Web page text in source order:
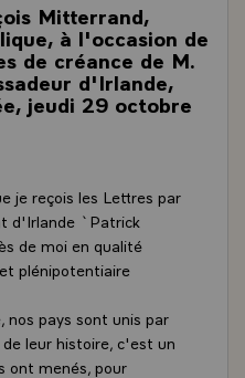
Mitterrand,
à l'occasion de
de créance de M.
d'Irlande,
jeudi 29 octobre
je reçois les Lettres par
d'Irlande `Patrick
de moi en qualité
plénipotentiaire
nos pays sont unis par
leur histoire, c'est un
ont menés, pour